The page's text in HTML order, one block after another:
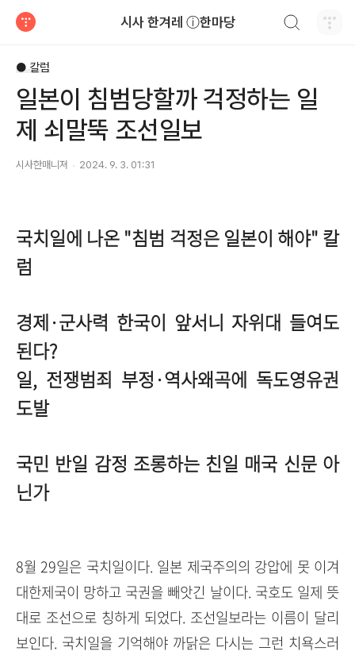
시사 한겨레 ⓘ한마당
● 칼럼
일본이 침범당할까 걱정하는 일
제 쇠말뚝 조선일보
시사한매니져 2024. 9. 3. 01:31
국치일에 나온 "침범 걱정은 일본이 해야" 칼
럼
경제·군사력 한국이 앞서니 자위대 들여도
된다?
일, 전쟁범죄 부정·역사왜곡에 독도영유권
도발
국민 반일 감정 조롱하는 친일 매국 신문 아
닌가
8월 29일은 국치일이다. 일본 제국주의의 강압에 못 이겨
대한제국이 망하고 국권을 빼앗긴 날이다. 국호도 일제 뜻
대로 조선으로 칭하게 되었다. 조선일보라는 이름이 달리
보인다. 국치일을 기억해야 까닭은 다시는 그런 치욕스러